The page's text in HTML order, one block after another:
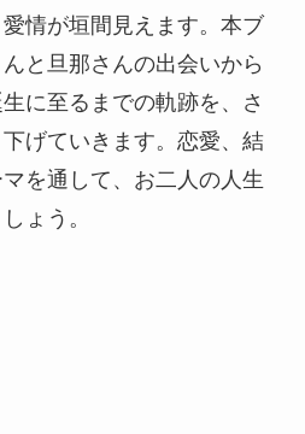
情が垣間見えます。本ブ
と旦那さんの出会いから
に至るまでの軌跡を、さ
げていきます。恋愛、結
を通して、お二人の人生
ょう。